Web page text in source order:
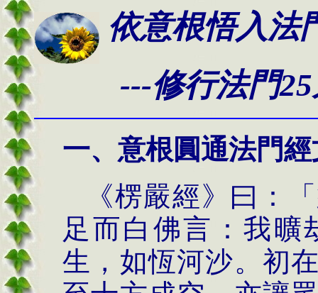
依意根悟入法
---修行法門25
一、 意根圓通法門經
《楞嚴經》曰：
足而白佛言：我曠
生，如恆河沙。初